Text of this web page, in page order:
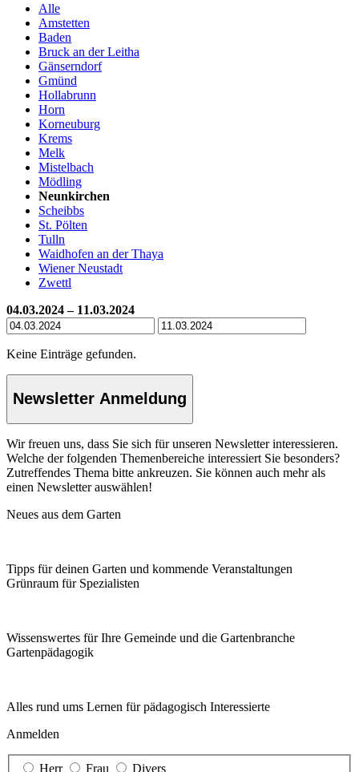
Alle
Amstetten
Baden
Bruck an der Leitha
Gänserndorf
Gmünd
Hollabrunn
Horn
Korneuburg
Krems
Melk
Mistelbach
Mödling
Neunkirchen
Scheibbs
St. Pölten
Tulln
Waidhofen an der Thaya
Wiener Neustadt
Zwettl
04.03.2024 – 11.03.2024
Keine Einträge gefunden.
Newsletter Anmeldung
Wir freuen uns, dass Sie sich für unseren Newsletter interessieren.
Welche der folgenden Themenbereiche interessiert Sie besonders?
Zutreffendes Thema bitte ankreuzen. Sie können auch mehr als
einen Newsletter auswählen!
Neues aus dem Garten
Tipps für deinen Garten und kommende Veranstaltungen
Grünraum für Spezialisten
Wissenswertes für Ihre Gemeinde und die Gartenbranche
Garten­pädagogik
Alles rund ums Lernen für pädagogisch Interessierte
Anmelden
Herr Frau Divers